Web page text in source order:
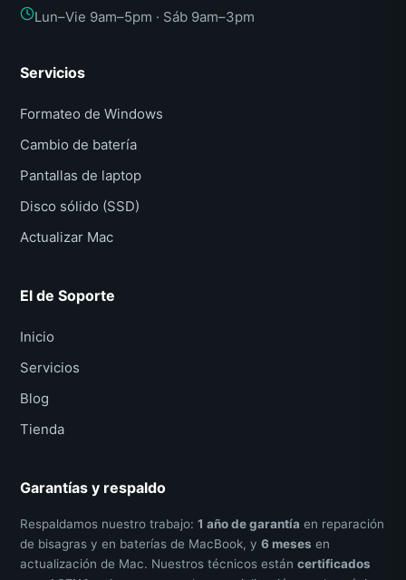
Lun–Vie 9am–5pm · Sáb 9am–3pm
Servicios
Formateo de Windows
Cambio de batería
Pantallas de laptop
Disco sólido (SSD)
Actualizar Mac
El de Soporte
Inicio
Servicios
Blog
Tienda
Garantías y respaldo
Respaldamos nuestro trabajo: 1 año de garantía en reparación
de bisagras y en baterías de MacBook, y 6 meses en
actualización de Mac. Nuestros técnicos están certificados